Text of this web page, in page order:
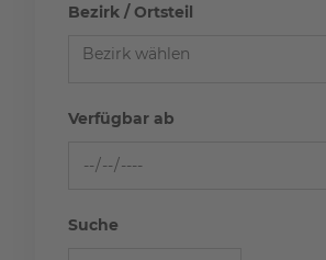
Bezirk / Ortsteil
Bezirk wählen
Verfügbar ab
Suche